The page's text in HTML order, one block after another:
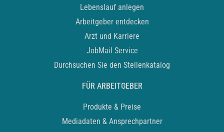
Lebenslauf anlegen
Arbeitgeber entdecken
Arzt und Karriere
JobMail Service
Durchsuchen Sie den Stellenkatalog
FÜR ARBEITGEBER
Produkte & Preise
Mediadaten & Ansprechpartner